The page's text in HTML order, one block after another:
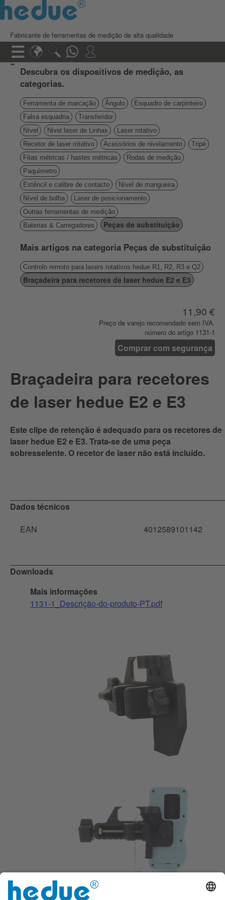
Fabricante de ferramentas de medição de alta qualidade
Descubra os dispositivos de medição, as
categorias.
Ferramenta de marcação Ângulo
Esquadro de carpinteiro
Falsa esquadria
Transferidor
Nível
Nivel laser de Linhas
Laser rotativo
Recetor de laser rotativo
Acessórios de nivelamento
Tripé
Fitas métricas / hastes métricas
Rodas de medição
Paquímetro
Estêncil e calibre de contacto
Nível de mangueira
Nível de bolha
Laser de posicionamento
Outras ferramentas de medição
Baterias & Carregadores
Peças de substituição
Mais artigos na categoria Peças de substituição
Controlo remoto para lasers rotativos hedue R1, R2, R3 e Q2
Braçadeira para recetores de laser hedue E2 e E3
11,90 €
Preço de varejo recomendado sem IVA.
número do artigo 1131-1
Comprar com segurança
Braçadeira para recetores
de laser hedue E2 e E3
Este clipe de retenção é adequado para os recetores de
laser hedue E2 e E3. Trata-se de uma peça
sobresselente. O recetor de laser não está incluído.
Dados técnicos
EAN
4012589101142
Downloads
Mais informações
1131-1_Descrição-do-produto-PT.pdf